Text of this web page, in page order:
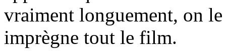
vraiment longuement, on
imprègne tout le film.